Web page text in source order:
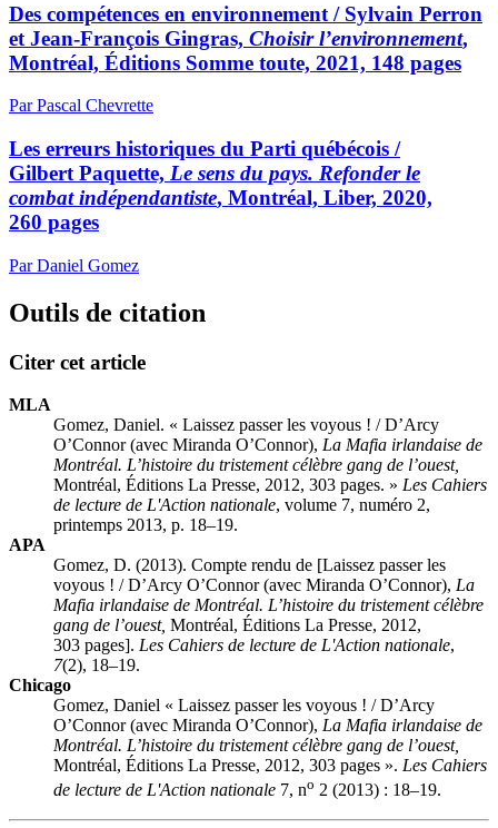
Des compétences en environnement / Sylvain Perron
et Jean-François Gingras, Choisir l’environnement,
Montréal, Éditions Somme toute, 2021, 148 pages
Par Pascal Chevrette
Les erreurs historiques du Parti québécois /
Gilbert Paquette, Le sens du pays. Refonder le
combat indépendantiste, Montréal, Liber, 2020,
260 pages
Par Daniel Gomez
Outils de citation
Citer cet article
MLA
Gomez, Daniel. « Laissez passer les voyous ! /D’Arcy
O’Connor (avec Miranda O’Connor), La Mafia irlandaise de
Montréal. L’histoire du tristement célèbre gang de l’ouest,
Montréal, Éditions La Presse, 2012, 303 pages. » Les Cahiers
de lecture de L'Action nationale, volume 7, numéro 2,
printemps 2013, p. 18–19.
APA
Gomez, D. (2013). Compte rendu de [Laissez passer les
voyous ! /D’Arcy O’Connor (avec Miranda O’Connor), La
Mafia irlandaise de Montréal. L’histoire du tristement célèbre
gang de l’ouest, Montréal, Éditions La Presse, 2012,
303 pages]. Les Cahiers de lecture de L'Action nationale,
7(2), 18–19.
Chicago
Gomez, Daniel « Laissez passer les voyous ! /D’Arcy
O’Connor (avec Miranda O’Connor), La Mafia irlandaise de
Montréal. L’histoire du tristement célèbre gang de l’ouest,
Montréal, Éditions La Presse, 2012, 303 pages ». Les Cahiers
de lecture de L'Action nationale 7, no 2 (2013) : 18–19.